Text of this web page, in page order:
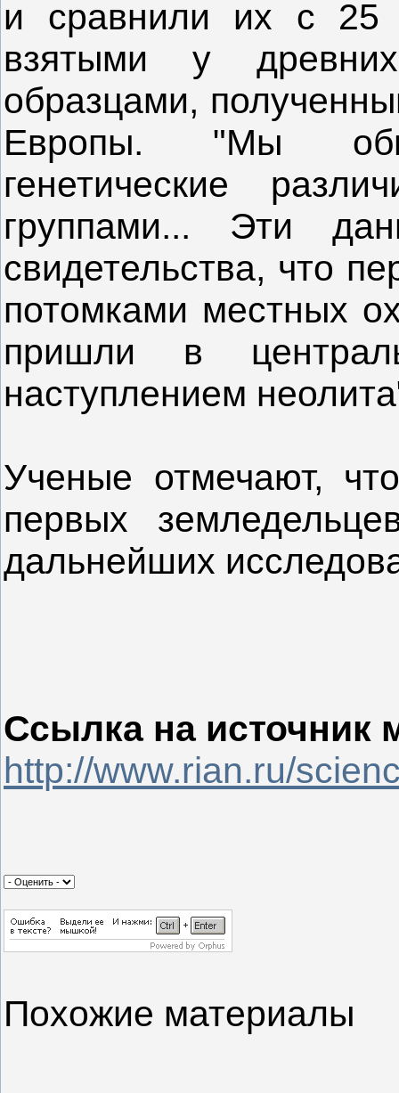
и сравнили их с 25
взятыми у
образцами,
Европы. "Мы
генетические
группами... Эти
свидетельства, что
потомками местных
пришли в
наступлением
Ученые отмечают,
первых
дальнейших
Ссылка на источник
http://www.rian.ru/
Похожие материалы